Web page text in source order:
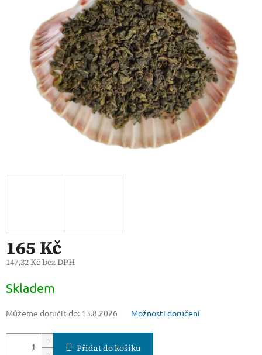
165 Kč
147,32 Kč bez DPH
cena:
Skladem
Můžeme doručit do: 13.8.2026 Možnosti doručení
Přidat do košíku